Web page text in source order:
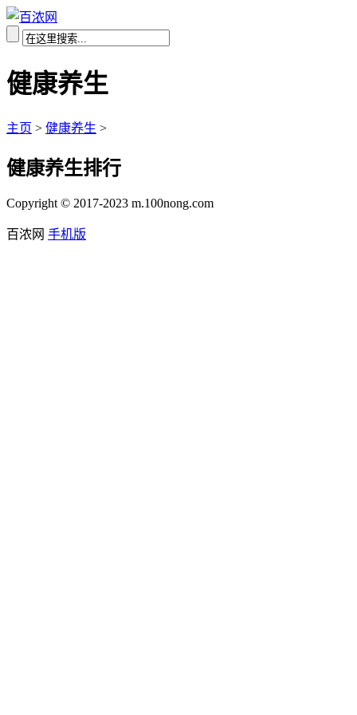
健康养生
主页 > 健康养生 >
健康养生排行
Copyright © 2017-2023 m.100nong.com
百浓网 手机版